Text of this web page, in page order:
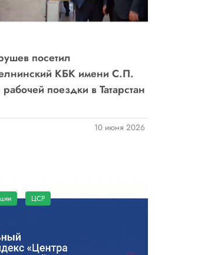
посетил
КБК имени С.П.
поездки в Татарстан
10 июня 2026
ЦСР